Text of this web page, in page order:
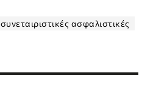
συνεταιριστικές ασφαλιστικές